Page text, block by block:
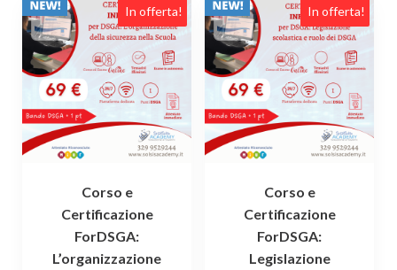
In offerta!
Corso e
Certificazione
ForDSGA:
L’organizzazione
In offerta!
Corso e
Certificazione
ForDSGA:
Legislazione